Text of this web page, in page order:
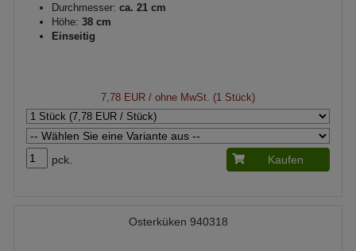
Durchmesser: ca. 21 cm
Höhe: 38 cm
Einseitig
7,78 EUR / ohne MwSt. (1 Stück)
pck. Kaufen
Osterküken 940318